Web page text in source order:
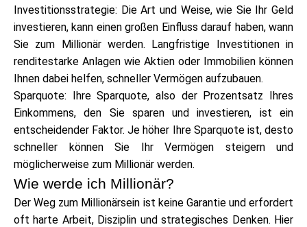
Rundenverlauf
Blog
Kontaktieren Sie uns
Hilfe
Investitionsstrategie: Die Art und Weise, wie Sie Ihr Geld
investieren, kann einen großen Einfluss darauf haben, wann
Sie zum Millionär werden. Langfristige Investitionen in
renditestarke Anlagen wie Aktien oder Immobilien können
Ihnen dabei helfen, schneller Vermögen aufzubauen.
Sparquote: Ihre Sparquote, also der Prozentsatz Ihres
Einkommens, den Sie sparen und investieren, ist ein
entscheidender Faktor. Je höher Ihre Sparquote ist, desto
schneller können Sie Ihr Vermögen steigern und
möglicherweise zum Millionär werden.
Wie werde ich Millionär?
Der Weg zum Millionärsein ist keine Garantie und erfordert
oft harte Arbeit, Disziplin und strategisches Denken. Hier